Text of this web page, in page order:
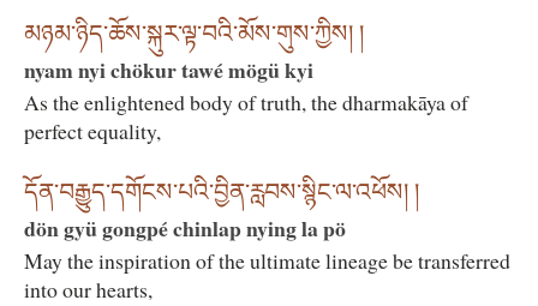
མཉམ་ཉིད་ཆོས་སྐུར་ལྟ་བའི་མོས་གུས་ཀྱིས། །
nyam nyi chökur tawé mögü kyi
As the enlightened body of truth, the dharmakāya of
perfect equality,
དོན་བརྒྱུད་དགོངས་པའི་བྱིན་རླབས་སྙིང་ལ་འཕོས། །
dön gyü gongpé chinlap nying la pö
May the inspiration of the ultimate lineage be transferred
into our hearts,